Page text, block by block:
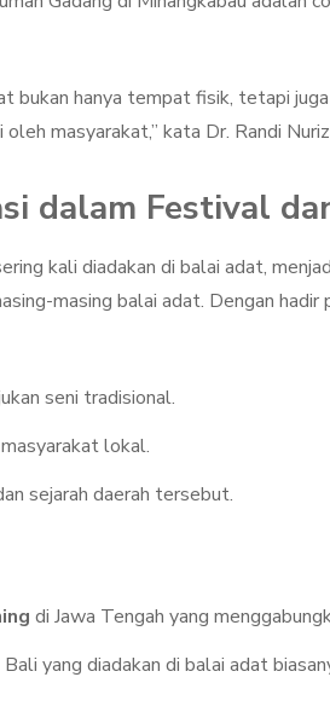
bukan hanya tempat fisik, tetapi
oleh masyarakat,” kata Dr. Randi
dalam Festival
kali diadakan di balai adat,
masing balai adat. Dengan hadir
seni tradisional.
lokal.
sejarah daerah tersebut.
di Jawa Tengah yang
Bali yang diadakan di balai adat